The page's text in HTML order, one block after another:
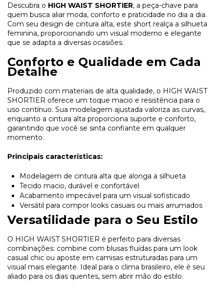
Descubra o HIGH WAIST SHORTIER, a peça-chave para
quem busca aliar moda, conforto e praticidade no dia a dia.
Com seu design de cintura alta, este short realça a silhueta
feminina, proporcionando um visual moderno e elegante
que se adapta a diversas ocasiões.
Conforto e Qualidade em Cada
Detalhe
Produzido com materiais de alta qualidade, o HIGH WAIST
SHORTIER oferece um toque macio e resistência para o
uso contínuo. Sua modelagem ajustada valoriza as curvas,
enquanto a cintura alta proporciona suporte e conforto,
garantindo que você se sinta confiante em qualquer
momento.
Principais características:
Modelagem de cintura alta que alonga a silhueta
Tecido macio, durável e confortável
Acabamento impecável para um visual sofisticado
Versátil para compor looks casuais ou mais arrumados
Versatilidade para o Seu Estilo
O HIGH WAIST SHORTIER é perfeito para diversas
combinações: combine com blusas fluídas para um look
casual chic ou aposte em camisas estruturadas para um
visual mais elegante. Ideal para o clima brasileiro, ele é seu
aliado para os dias quentes, sem abrir mão do estilo.